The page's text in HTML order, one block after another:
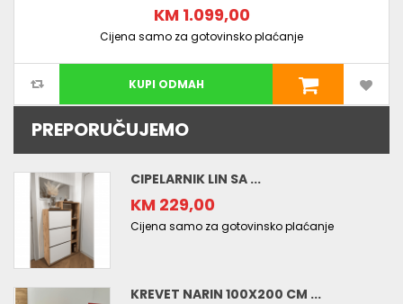
KM 1.099,00
Cijena samo za gotovinsko plaćanje
KUPI ODMAH
PREPORUČUJEMO
CIPELARNIK LIN SA ...
KM 229,00
Cijena samo za gotovinsko plaćanje
KREVET NARIN 100X200 CM ...